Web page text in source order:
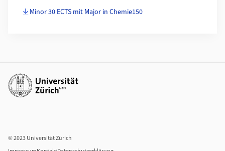
Minor 30 ECTS mit Major in Chemie150
Weiterführende Links
© 2023 Universität Zürich